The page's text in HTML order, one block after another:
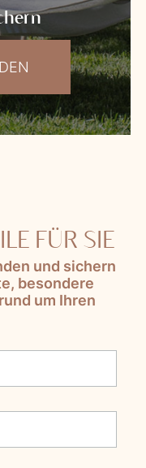
FÜR SIE
und sichern
besondere
um Ihren